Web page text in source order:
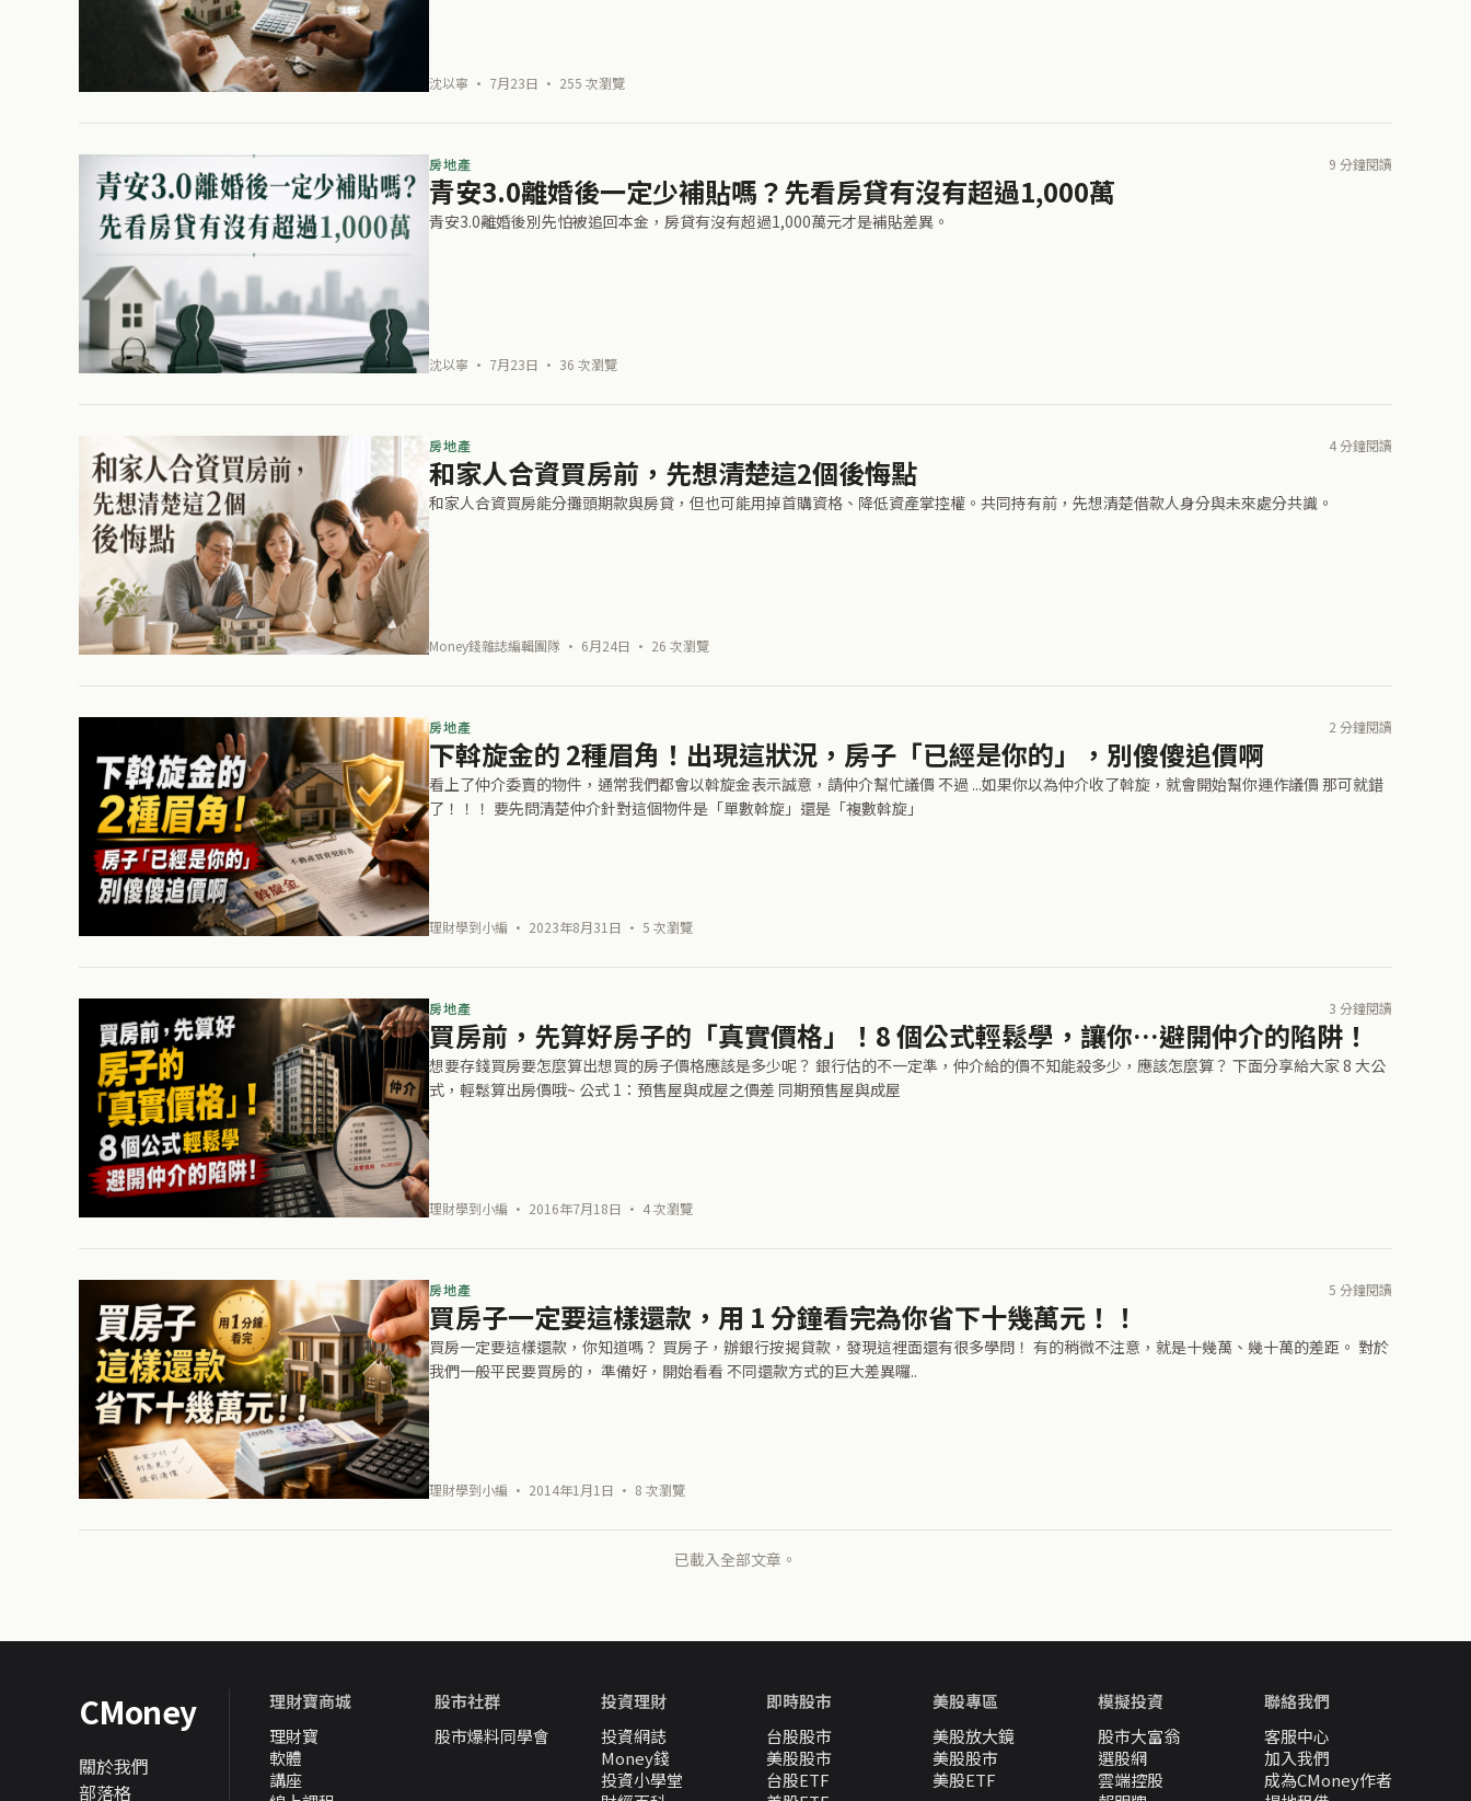
沈以寧 · 7月23日 · 255 次瀏覽
房地產 9 分鐘閱讀
青安3.0離婚後一定少補貼嗎？先看房貸有沒有超過1,000萬
青安3.0離婚後別先怕被追回本金，房貸有沒有超過1,000萬元才是補貼差異。
沈以寧 · 7月23日 · 36 次瀏覽
房地產 4 分鐘閱讀
和家人合資買房前，先想清楚這2個後悔點
和家人合資買房能分攤頭期款與房貸，但也可能用掉首購資格、降低資產掌控權。共同持有前，先想清楚借款人身分與未來處分共識。
Money錢雜誌編輯團隊 · 6月24日 · 26 次瀏覽
房地產 2 分鐘閱讀
下斡旋金的 2種眉角！出現這狀況，房子「已經是你的」，別傻傻追價啊
看上了仲介委賣的物件，通常我們都會以斡旋金表示誠意，請仲介幫忙議價 不過 ...如果你以為仲介收了斡旋，就會開始幫你運作議價 那可就錯
了！！！ 要先問清楚仲介針對這個物件是「單數斡旋」還是「複數斡旋」
理財學到小編 · 2023年8月31日 · 5 次瀏覽
房地產 3 分鐘閱讀
買房前，先算好房子的「真實價格」！8 個公式輕鬆學，讓你…避開仲介的陷阱！
想要存錢買房要怎麼算出想買的房子價格應該是多少呢？ 銀行估的不一定準，仲介給的價不知能殺多少，應該怎麼算？ 下面分享給大家 8 大公
式，輕鬆算出房價哦~ 公式 1：預售屋與成屋之價差 同期預售屋與成屋
理財學到小編 · 2016年7月18日 · 4 次瀏覽
房地產 5 分鐘閱讀
買房子一定要這樣還款，用 1 分鐘看完為你省下十幾萬元！！
買房一定要這樣還款，你知道嗎？ 買房子，辦銀行按揭貸款，發現這裡面還有很多學問！ 有的稍微不注意，就是十幾萬、幾十萬的差距。 對於
我們一般平民要買房的， 準備好，開始看看 不同還款方式的巨大差異囉..
理財學到小編 · 2014年1月1日 · 8 次瀏覽
已載入全部文章。
CMoney
關於我們
部落格
理財寶商城
理財寶
軟體
講座
股市社群
股市爆料同學會
投資理財
投資網誌
Money錢
投資小學堂
即時股市
台股股市
美股股市
台股ETF
美股專區
美股放大鏡
美股股市
美股ETF
模擬投資
股市大富翁
選股網
雲端控股
聯絡我們
客服中心
加入我們
成為CMoney作者